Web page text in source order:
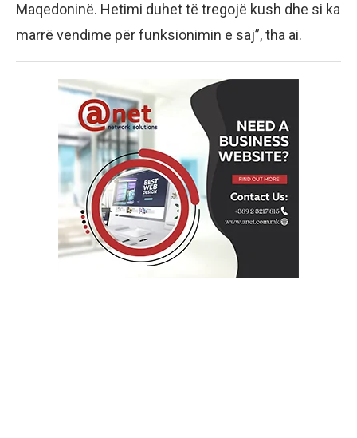
Maqedoninë. Hetimi duhet të tregojë kush dhe si ka
marrë vendime për funksionimin e saj”, tha ai.